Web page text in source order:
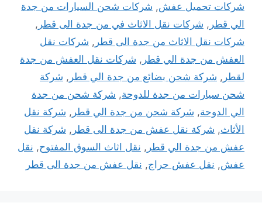
شركات تحميل عفش, شركات شحن السيارات من جدة
الي قطر , شركات نقل الاثاث في من جدة الى قطر ,
شركات نقل الاثاث من جدة الى قطر , شركات نقل
العفش من جدة الي قطر , شركات نقل العفش من جدة
لقطر , شركة شحن بضائع من جدة الي قطر , شركة
شحن سيارات من جدة للدوحة, شركة شحن من جدة
الي الدوحة, شركة شحن من جدة الي قطر , شركة نقل
الأثاث, شركة نقل عفش من جدة الى قطر , شركة نقل
عفش من جدة الي قطر , نقل اثاث السوق المفتوح, نقل
عفش, نقل عفش حراج, نقل عفش من جدة الى قطر